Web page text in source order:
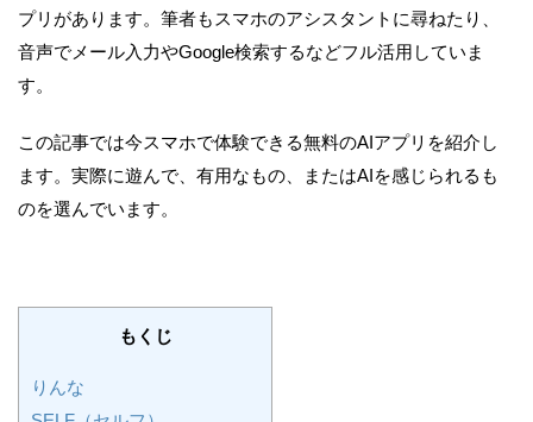
プリがあります。筆者もスマホのアシスタントに尋ねたり、
音声でメール入力やGoogle検索するなどフル活用していま
す。
この記事では今スマホで体験できる無料のAIアプリを紹介し
ます。実際に遊んで、有用なもの、またはAIを感じられるも
のを選んでいます。
もくじ
りんな